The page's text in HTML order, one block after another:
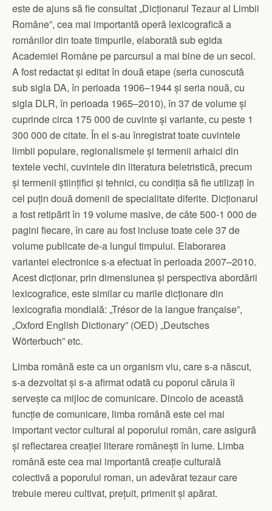
este de ajuns să fie consultat „Dicționarul Tezaur al Limbii
Române”, cea mai importantă operă lexicografică a
românilor din toate timpurile, elaborată sub egida
Academiei Române pe parcursul a mai bine de un secol.
A fost redactat și editat în două etape (seria cunoscută
sub sigla DA, în perioada 1906–1944 și seria nouă, cu
sigla DLR, în perioada 1965–2010), în 37 de volume și
cuprinde circa 175 000 de cuvinte și variante, cu peste 1
300 000 de citate. În el s-au înregistrat toate cuvintele
limbii populare, regionalismele și termenii arhaici din
textele vechi, cuvintele din literatura beletristică, precum
și termenii științifici și tehnici, cu condiția să fie utilizați în
cel puțin două domenii de specialitate diferite. Dicționarul
a fost retipărit în 19 volume masive, de câte 500-1 000 de
pagini fiecare, în care au fost incluse toate cele 37 de
volume publicate de-a lungul timpului. Elaborarea
variantei electronice s-a efectuat în perioada 2007–2010.
Acest dicționar, prin dimensiunea și perspectiva abordării
lexicografice, este similar cu marile dicționare din
lexicografia mondială: „Trésor de la langue française”,
„Oxford English Dictionary” (OED) „Deutsches
Wörterbuch” etc.
Limba română este ca un organism viu, care s-a născut,
s-a dezvoltat și s-a afirmat odată cu poporul căruia îi
servește ca mijloc de comunicare. Dincolo de această
funcție de comunicare, limba română este cel mai
important vector cultural al poporului român, care asigură
și reflectarea creației literare românești în lume. Limba
română este cea mai importantă creație culturală
colectivă a poporului roman, un adevărat tezaur care
trebuie mereu cultivat, prețuit, primenit și apărat.